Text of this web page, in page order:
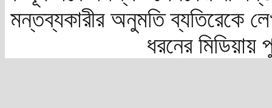
মন্তব্যকারীর অনুমতি ব্যতিরেকে
ধরনের মিডিয়ায়